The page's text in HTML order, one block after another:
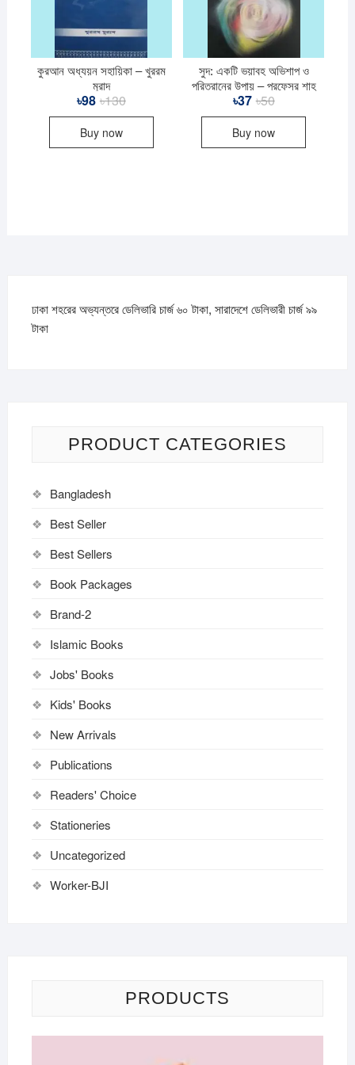
কুরআন অধ্যয়ন সহায়িকা – খুররম
মুরাদ
৳130Original
was:
৳98 Current
is:
Buy now
সুদ: একটি ভয়াবহ অভিশাপ ও
পরিত্রানের উপায় – প্রফেসর শাহ
মুহাম্মাদ হাবীবুর রহমান
৳50Original
was:
৳50.
৳37 Current
is:
৳37.
Buy now
ঢাকা শহরের অভ্যন্তরে ডেলিভারি চার্জ ৬০ টাকা, সারাদেশে ডেলিভারী চার্জ ৯৯
টাকা
PRODUCT CATEGORIES
Bangladesh
Best Seller
Best Sellers
Book Packages
Brand-2
Islamic Books
Jobs' Books
Kids' Books
New Arrivals
Publications
Readers' Choice
Stationeries
Uncategorized
Worker-BJI
PRODUCTS